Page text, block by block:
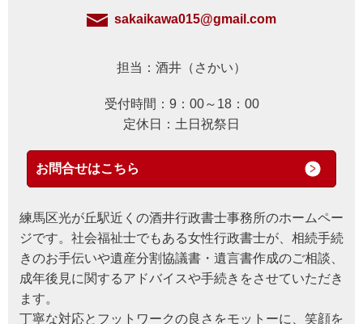
sakaikawa015@gmail.com
担当：酒井（さかい）
受付時間：9：00～18：00
定休日：土日祝祭日
お問合せはこちら
練馬区光が丘駅近くの酒井行政書士事務所のホームペー
ジです。社会福祉士でもある女性行政書士が、相続手続
きのお手伝いや遺産分割協議書・遺言書作成のご相談、
成年後見に関するアドバイスや手続きをさせていただき
ます。
丁寧な対応とフットワークの良さをモットーに、笑顔を